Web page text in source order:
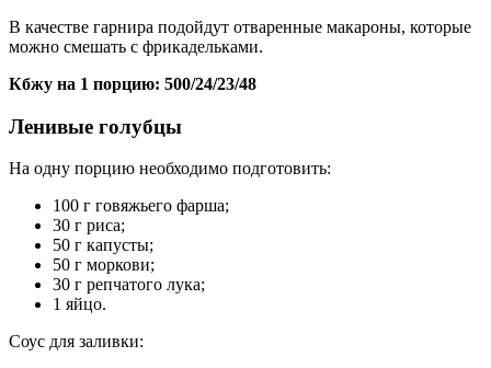
В качестве гарнира подойдут отваренные макароны, которые
можно смешать с фрикадельками.
Кбжу на 1 порцию: 500/24/23/48
Ленивые голубцы
На одну порцию необходимо подготовить:
100 г говяжьего фарша;
30 г риса;
50 г капусты;
50 г моркови;
30 г репчатого лука;
1 яйцо.
Соус для заливки: